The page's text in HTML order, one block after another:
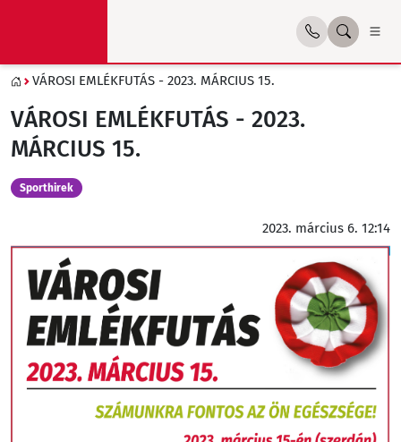
VÁROSI EMLÉKFUTÁS - 2023. MÁRCIUS 15.
VÁROSI EMLÉKFUTÁS - 2023.
MÁRCIUS 15.
Sporthirek
2023. március 6. 12:14